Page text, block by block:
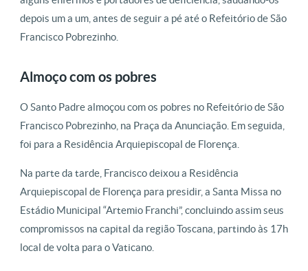
depois um a um, antes de seguir a pé até o Refeitório de São
Francisco Pobrezinho.
Almoço com os pobres
O Santo Padre almoçou com os pobres no Refeitório de São
Francisco Pobrezinho, na Praça da Anunciação. Em seguida,
foi para a Residência Arquiepiscopal de Florença.
Na parte da tarde, Francisco deixou a Residência
Arquiepiscopal de Florença para presidir, a Santa Missa no
Estádio Municipal “Artemio Franchi”, concluindo assim seus
compromissos na capital da região Toscana, partindo às 17h
local de volta para o Vaticano.